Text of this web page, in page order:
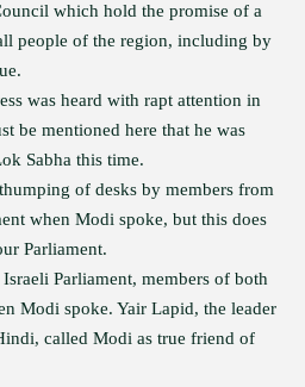
which hold the promise of a
people of the region, including by
was heard with rapt attention in
be mentioned here that he was
Sabha this time.
of desks by members from
when Modi spoke, but this does
Parliament.
Parliament, members of both
Modi spoke. Yair Lapid, the leader
called Modi as true friend of